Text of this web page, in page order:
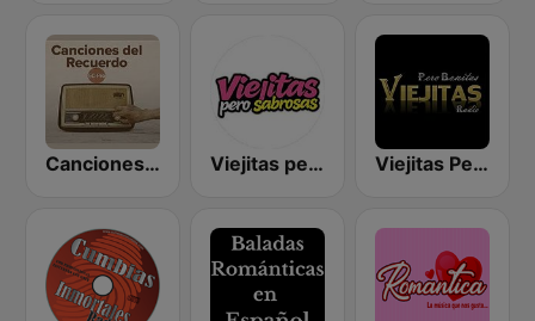
Canciones del Recuerdo DJec Viejitas pero Sabrosas Radio Viejitas Pero Bonitas Radio